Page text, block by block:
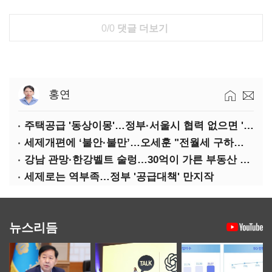
0/0 댓글 더보기
홍연
주택공급 '동상이몽'…정부·서울시 협력 없으면 '공수표'
세제개편에 ‘불안·불만’…오세훈 "전월세 구하기 더 힘들어질 것"
강남 관망·한강벨트 술렁…30억이 가른 부동산 민심
세제로는 역부족…정부 '공급대책' 만지작
뉴스리듬